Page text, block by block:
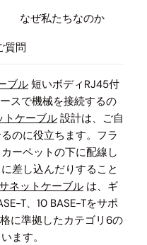
なぜ私たちなのか
質問
ブル 短いボディRJ45付
スで機械を接続するの
トケーブル 設計は、ご自
のに役立ちます。フラ
ーペットの下に配線し
差し込んだりすること
ネットケーブル は、ギ
T、10 BASE-Tをサポ
に準拠したカテゴリ6の
ます。